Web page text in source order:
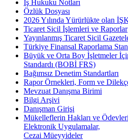
İş Hukuku Notları
Özlük Dosyası
2026 Yılında Yürürlükte olan
Ticaret Sicil İşlemleri ve Raporlar
Yayınlanmış Ticaret Sicil
Türkiye Finansal Raporlama
Büyük ve Orta Boy İşletmeler
Standardı (BOBİ FRS)
Bağımsız Denetim Standartları
Rapor Örnekleri, Form ve
Mevzuat Danışma Birimi
Bilgi Arşivi
Danışman Girişi
Mükelleflerin Hakları ve
Elektronik Uygulamalar,
Cezai Müeyyideler